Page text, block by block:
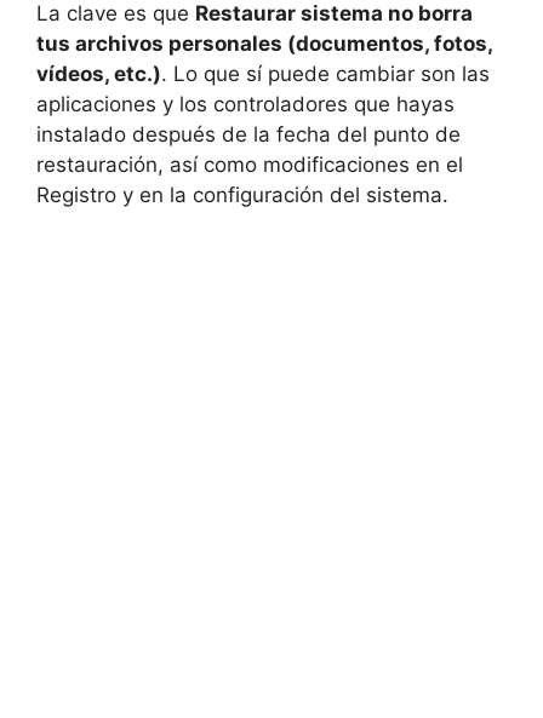
La clave es que Restaurar sistema no borra
tus archivos personales (documentos, fotos,
vídeos, etc.). Lo que sí puede cambiar son las
aplicaciones y los controladores que hayas
instalado después de la fecha del punto de
restauración, así como modificaciones en el
Registro y en la configuración del sistema.